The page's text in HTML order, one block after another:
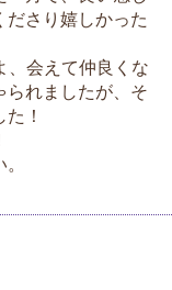
さり嬉しかった
、会えて仲良くな
られましたが、そ
！